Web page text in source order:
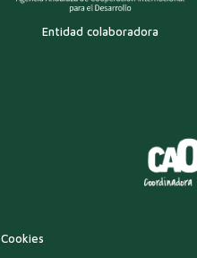
Entidad colaboradora
Cookies